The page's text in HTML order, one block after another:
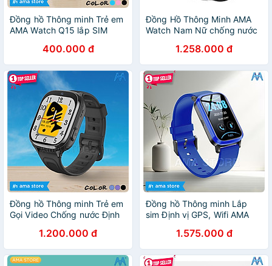
Đồng hồ Thông minh Trẻ em
AMA Watch Q15 lắp SIM
Xanh Hồng Đen Hàng chinh
hãng
400.000 đ
Đồng Hồ Thông Minh AMA
Watch Nam Nữ chống nước
Theo dõi Sức khỏe vận động
Thiết kế nhỏ gọn Thời trang
Hàng nhập khẩu
1.258.000 đ
Đồng hồ Thông minh Trẻ em
Gọi Video Chống nước Định
D56 Hàng nhập khẩu
1.200.000 đ
Đồng hồ Thông minh Lắp
sim Định vị GPS, Wifi AMA
nước cho Trẻ em, Học sinh
Tiểu học, THCS, THPT và
Người lớn Hàng nhập khẩu
1.575.000 đ